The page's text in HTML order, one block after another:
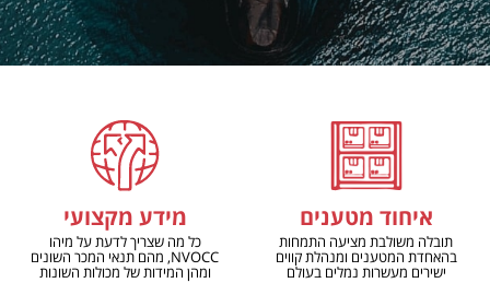
איחוד מטענים
תובלה משולבת מציעה התמחות
בהאחדת המטענים ומנהלת קווים
ישירים מעשרות נמלים בעולם
מידע מקצועי
כל מה שצריך לדעת על מיהו
NVOCC, מהם תנאי המכר השונים
ומהן המידות של מכולות השונות